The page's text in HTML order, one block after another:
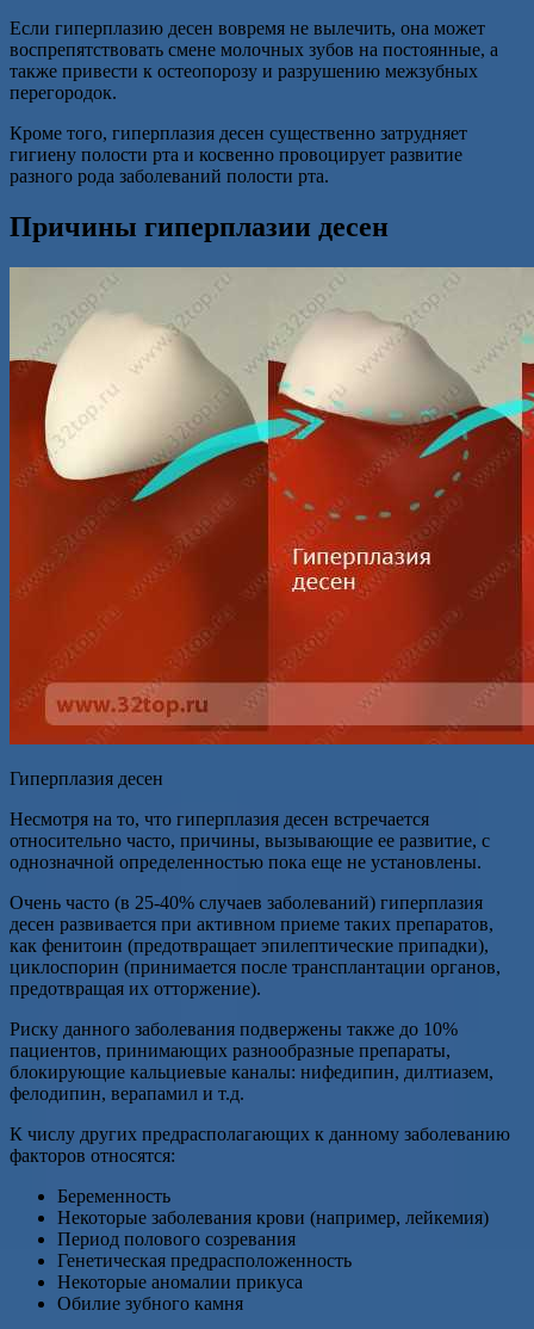
Если гиперплазию десен вовремя не вылечить, она может
воспрепятствовать смене молочных зубов на постоянные, а
также привести к остеопорозу и разрушению межзубных
перегородок.
Кроме того, гиперплазия десен существенно затрудняет
гигиену полости рта и косвенно провоцирует развитие
разного рода заболеваний полости рта.
Причины гиперплазии десен
Гиперплазия десен
Несмотря на то, что гиперплазия десен встречается
относительно часто, причины, вызывающие ее развитие, с
однозначной определенностью пока еще не установлены.
Очень часто (в 25-40% случаев заболеваний) гиперплазия
десен развивается при активном приеме таких препаратов,
как фенитоин (предотвращает эпилептические припадки),
циклоспорин (принимается после трансплантации органов,
предотвращая их отторжение).
Риску данного заболевания подвержены также до 10%
пациентов, принимающих разнообразные препараты,
блокирующие кальциевые каналы: нифедипин, дилтиазем,
фелодипин, верапамил и т.д.
К числу других предрасполагающих к данному заболеванию
факторов относятся:
Беременность
Некоторые заболевания крови (например, лейкемия)
Период полового созревания
Генетическая предрасположенность
Некоторые аномалии прикуса
Обилие зубного камня